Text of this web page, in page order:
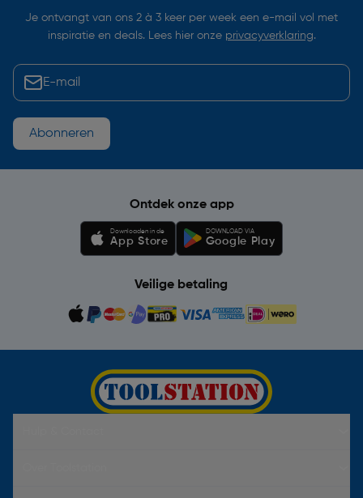
Je ontvangt van ons 2 à 3 keer per week een e-mail vol met
inspiratie en deals. Lees hier onze privacyverklaring.
Abonneren
Ontdek onze app
Downloaden in de
App Store
DOWNLOAD VIA
Google Play
Veilige betaling